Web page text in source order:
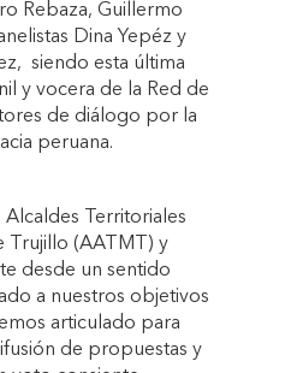
Rebaza, Guillermo
Dina Yepéz y
siendo esta última
y vocera de la Red de
de diálogo por la
peruana.
Alcaldes Territoriales
Trujillo (AATMT) y
desde un sentido
a nuestros objetivos
articulado para
de propuestas y